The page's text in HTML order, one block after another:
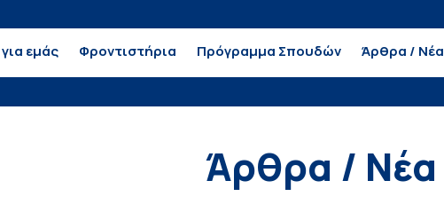
εμάς Φροντιστήρια Πρόγραμμα Σπουδών Άρθρα / Νέα
Άρθρα / Νέα